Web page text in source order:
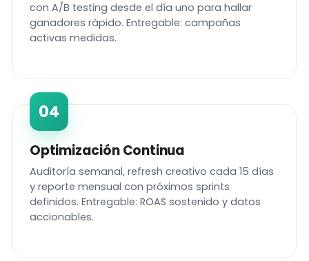
con A/B testing desde el día uno para hallar
ganadores rápido. Entregable: campañas
activas medidas.
04
Optimización Continua
Auditoría semanal, refresh creativo cada 15 días
y reporte mensual con próximos sprints
definidos. Entregable: ROAS sostenido y datos
accionables.